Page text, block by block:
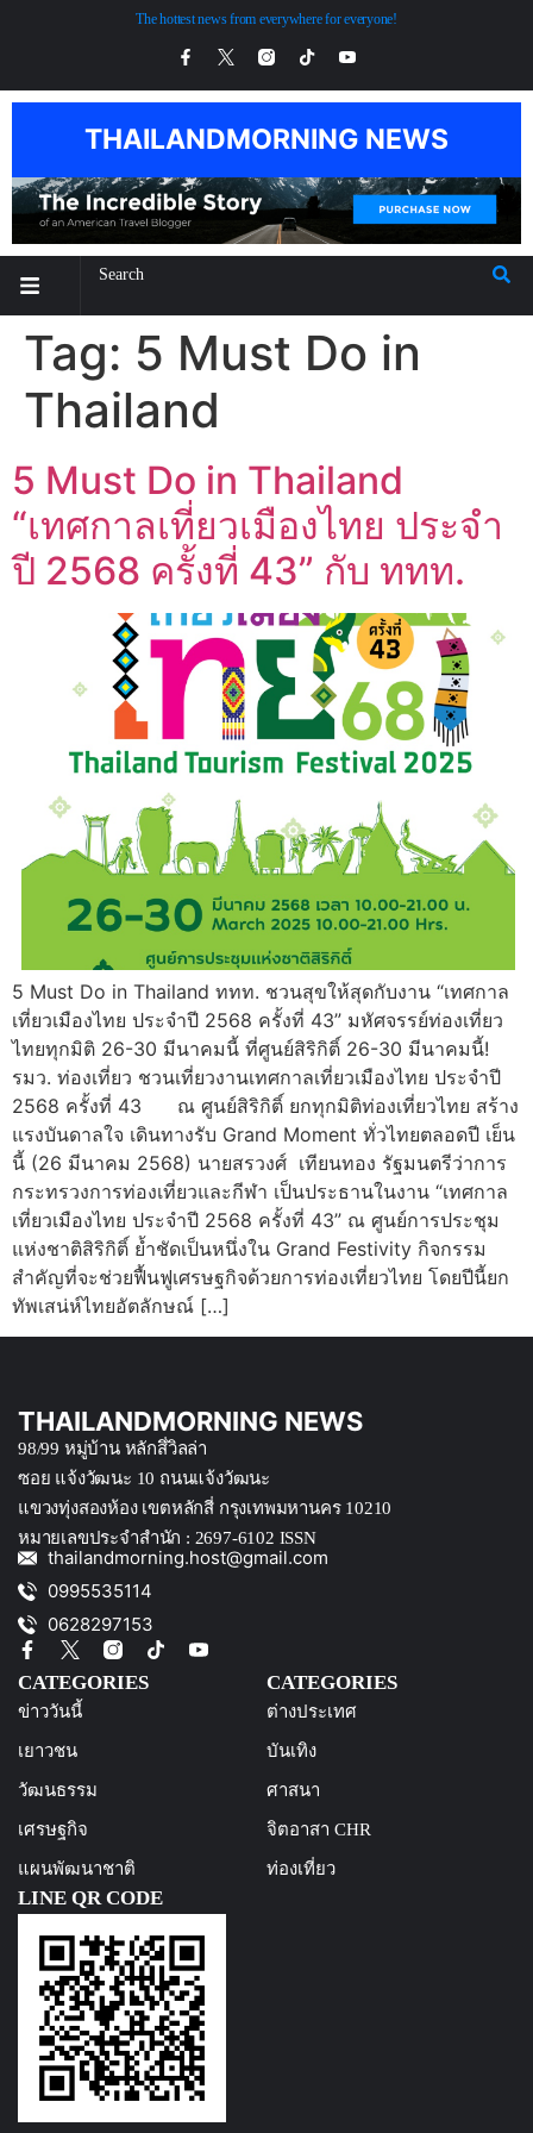
The hottest news from everywhere for everyone!
THAILANDMORNING NEWS
Tag: 5 Must Do in
Thailand
5 Must Do in Thailand
“เทศกาลเที่ยวเมืองไทย ประจำ
ปี 2568 ครั้งที่ 43” กับ ททท.
5 Must Do in Thailand ททท. ชวนสุขให้สุดกับงาน “เทศกาล
เที่ยวเมืองไทย ประจำปี 2568 ครั้งที่ 43” มหัศจรรย์ท่องเที่ยว
ไทยทุกมิติ 26-30 มีนาคมนี้ ที่ศูนย์สิริกิติ์ 26-30 มีนาคมนี้!
รมว. ท่องเที่ยว ชวนเที่ยวงานเทศกาลเที่ยวเมืองไทย ประจำปี
2568 ครั้งที่ 43 ณ ศูนย์สิริกิติ์ ยกทุกมิติท่องเที่ยวไทย สร้าง
แรงบันดาลใจ เดินทางรับ Grand Moment ทั่วไทยตลอดปี เย็น
นี้ (26 มีนาคม 2568) นายสรวงศ์ เทียนทอง รัฐมนตรีว่าการ
กระทรวงการท่องเที่ยวและกีฬา เป็นประธานในงาน “เทศกาล
เที่ยวเมืองไทย ประจำปี 2568 ครั้งที่ 43” ณ ศูนย์การประชุม
แห่งชาติสิริกิติ์ ย้ำชัดเป็นหนึ่งใน Grand Festivity กิจกรรม
สำคัญที่จะช่วยฟื้นฟูเศรษฐกิจด้วยการท่องเที่ยวไทย โดยปีนี้ยก
ทัพเสน่ห์ไทยอัตลักษณ์ […]
THAILANDMORNING NEWS
98/99 หมู่บ้าน หลักสึ่วิลล่า
ซอย แจ้งวัฒนะ 10 ถนนแจ้งวัฒนะ
แขวงทุ่งสองห้อง เขตหลักสี่ กรุงเทพมหานคร 10210
หมายเลขประจำสำนัก : 2697-6102 ISSN
thailandmorning.host@gmail.com
0995535114
0628297153
CATEGORIES
ข่าววันนี้
เยาวชน
วัฒนธรรม
เศรษฐกิจ
แผนพัฒนาชาติ
CATEGORIES
ต่างประเทศ
บันเทิง
ศาสนา
จิตอาสา CHR
ท่องเที่ยว
LINE QR CODE